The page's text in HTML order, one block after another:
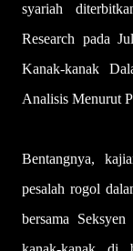
syariah
Research pada
Kanak-kanak
Analisis Menurut
Bentangnya,
pesalah rogol
bersama